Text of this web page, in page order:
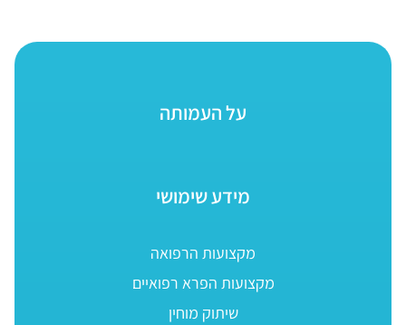
על העמותה
מידע שימושי
מקצועות הרפואה
מקצועות הפרא רפואיים
שיתוק מוחין